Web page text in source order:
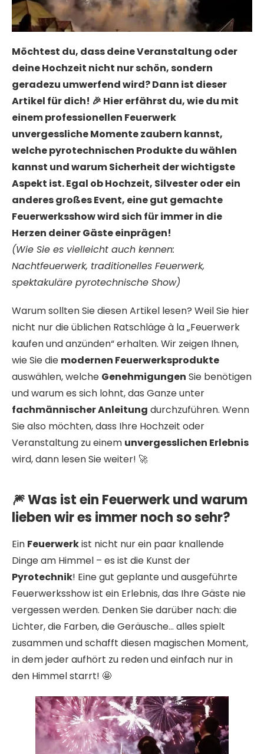
Möchtest du, dass deine Veranstaltung oder
deine Hochzeit nicht nur schön, sondern
geradezu umwerfend wird? Dann ist dieser
Artikel für dich! 🎉 Hier erfährst du, wie du mit
einem professionellen Feuerwerk
unvergessliche Momente zaubern kannst,
welche pyrotechnischen Produkte du wählen
kannst und warum Sicherheit der wichtigste
Aspekt ist. Egal ob Hochzeit, Silvester oder ein
anderes großes Event, eine gut gemachte
Feuerwerksshow wird sich für immer in die
Herzen deiner Gäste einprägen!
(Wie Sie es vielleicht auch kennen:
Nachtfeuerwerk, traditionelles Feuerwerk,
spektakuläre pyrotechnische Show)
Warum sollten Sie diesen Artikel lesen? Weil Sie hier
nicht nur die üblichen Ratschläge à la „Feuerwerk
kaufen und anzünden“ erhalten. Wir zeigen Ihnen,
wie Sie die modernen Feuerwerksprodukte
auswählen, welche Genehmigungen Sie benötigen
und warum es sich lohnt, das Ganze unter
fachmännischer Anleitung durchzuführen. Wenn
Sie also möchten, dass Ihre Hochzeit oder
Veranstaltung zu einem unvergesslichen Erlebnis
wird, dann lesen Sie weiter! 🚀
🎆 Was ist ein Feuerwerk und warum
lieben wir es immer noch so sehr?
Ein Feuerwerkist nicht nur ein paar knallende
Dinge am Himmel – es ist die Kunst der
Pyrotechnik! Eine gut geplante und ausgeführte
Feuerwerksshow ist ein Erlebnis, das Ihre Gäste nie
vergessen werden. Denken Sie darüber nach: die
Lichter, die Farben, die Geräusche… alles spielt
zusammen und schafft diesen magischen Moment,
in dem jeder aufhört zu reden und einfach nur in
den Himmel starrt! 🤩